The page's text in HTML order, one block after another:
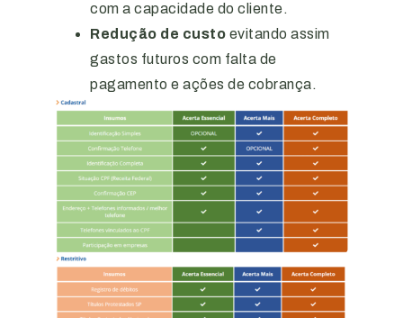
com a capacidade do cliente.
Redução de custo evitando assim
gastos futuros com falta de
pagamento e ações de cobrança.